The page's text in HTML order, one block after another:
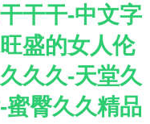
干干-中文字
盛的女人伦
久久-天堂久
臀久久精品